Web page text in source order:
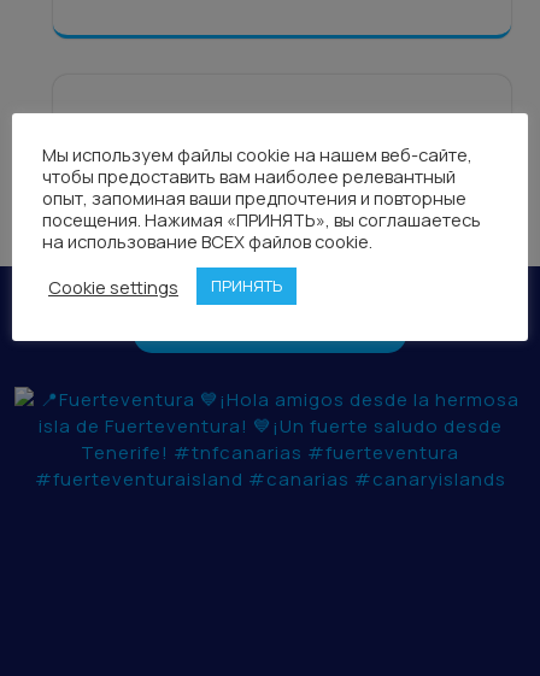
Мы используем файлы cookie на нашем веб-сайте,
чтобы предоставить вам наиболее релевантный
опыт, запоминая ваши предпочтения и повторные
посещения. Нажимая «ПРИНЯТЬ», вы соглашаетесь
на использование ВСЕХ файлов cookie.
Cookie settings
ПРИНЯТЬ